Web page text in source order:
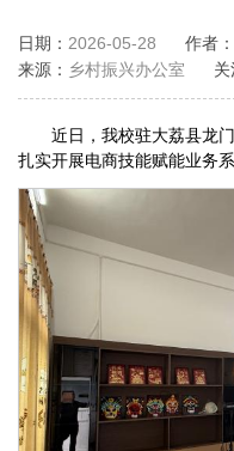
日期： 2026-05-28 作者：
来源： 乡村振兴办公室 关
近日，我校驻大荔县龙
扎实开展电商技能赋能业务系